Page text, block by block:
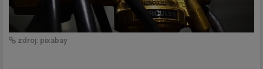
zdroj: pixabay